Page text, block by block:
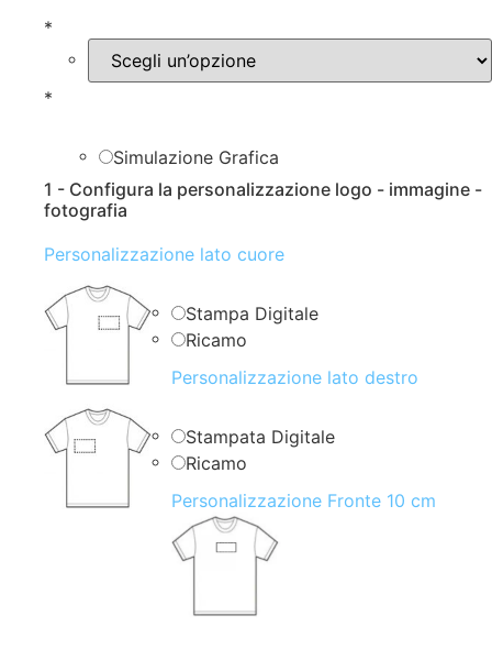
*
*
Simulazione Grafica
1 - Configura la personalizzazione logo - immagine -
fotografia
Personalizzazione lato cuore
Stampa Digitale
Ricamo
Personalizzazione lato destro
Stampata Digitale
Ricamo
Personalizzazione Fronte 10 cm